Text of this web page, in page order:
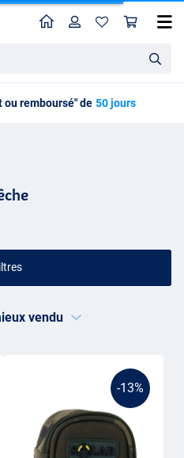
HomeProfil
à 5 jours ouvrables
-13%